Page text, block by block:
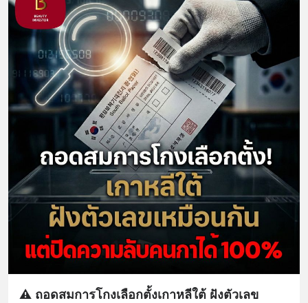
⚠️ ถอดสมการโกงเลือกตั้งเกาหลีใต้ ฝังตัวเลข